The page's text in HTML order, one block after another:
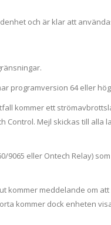
och är klar att
programversion 64 eller
kommer ett
Mejl skickas till alla
eller Ontech Relay)
kommer meddelande om
kommer dock enheten